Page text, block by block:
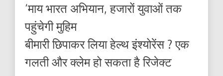
‘माय भारत अभियान, हजारों युवाओं तक
पहुंचेगी मुहिम
बीमारी छिपाकर लिया हेल्थ इंश्योरेंस ? एक
गलती और क्लेम हो सकता है रिजेक्ट